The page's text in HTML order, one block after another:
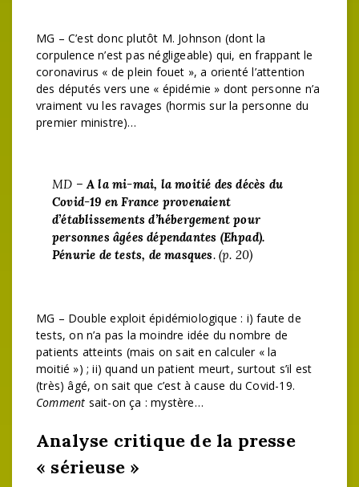
MG – C’est donc plutôt M. Johnson (dont la
corpulence n’est pas négligeable) qui, en frappant le
coronavirus « de plein fouet », a orienté l’attention
des députés vers une « épidémie » dont personne n’a
vraiment vu les ravages (hormis sur la personne du
premier ministre)…
MD – A la mi-mai, la moitié des décès du
Covid-19 en France provenaient
d’établissements d’hébergement pour
personnes âgées dépendantes (Ehpad).
Pénurie de tests, de masques. (p. 20)
MG – Double exploit épidémiologique : i) faute de
tests, on n’a pas la moindre idée du nombre de
patients atteints (mais on sait en calculer « la
moitié ») ; ii) quand un patient meurt, surtout s’il est
(très) âgé, on sait que c’est à cause du Covid-19.
Comment sait-on ça : mystère…
Analyse critique de la presse
« sérieuse »